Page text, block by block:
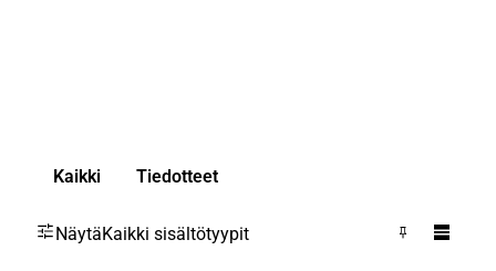
Kaikki Tiedotteet
NäytäKaikki sisältötyypit